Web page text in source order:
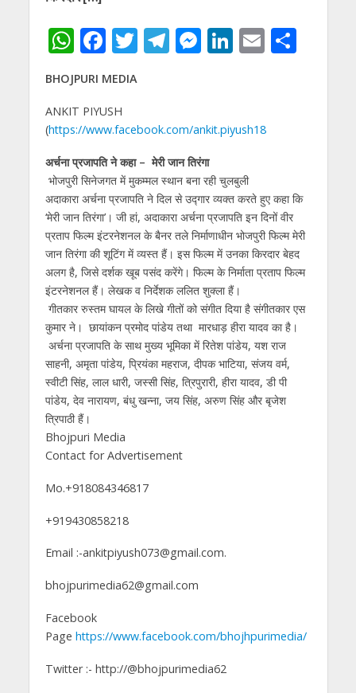
W
h
at
s
A
p
p
F
ac
e
b
o
o
k
T
itt
er
T
gr
a
m
M
e
n
g
er
Li
dI
n
E
l
S
BHOJPURI MEDIA
ANKIT PIYUSH
(https://www.facebook.com/ankit.piyush18
अर्चना प्रजापति ने कहा – मेरी जान तिरंगा
भोजपुरी सिनेजगत में मुकम्मल स्थान बना रही चुलबुली
अदाकारा अर्चना प्रजापति ने दिल से उद्गार व्यक्त करते हुए कहा कि
‘मेरी जान तिरंगा’। जी हां, अदाकारा अर्चना प्रजापति इन दिनों वीर
प्रताप फिल्म इंटरनेशनल के बैनर तले निर्माणाधीन भोजपुरी फिल्म मेरी
जान तिरंगा की शूटिंग में व्यस्त हैं। इस फिल्म में उनका किरदार बेहद
अलग है, जिसे दर्शक खूब पसंद करेंगे। फिल्म के निर्माता प्रताप फिल्म
इंटरनेशनल हैं। लेखक व निर्देशक ललित शुक्ला हैं।
गीतकार रुस्तम घायल के लिखे गीतों को संगीत दिया है संगीतकार एस
कुमार ने। छायांकन प्रमोद पांडेय तथा मारधाड़ हीरा यादव का है।
अर्चना प्रजापति के साथ मुख्य भूमिका में रितेश पांडेय, यश राज
साहनी, अमृता पांडेय, प्रियंका महराज, दीपक भाटिया, संजय वर्म,
स्वीटी सिंह, लाल धारी, जस्सी सिंह, त्रिपुरारी, हीरा यादव, डी पी
पांडेय, देव नारायण, बंधु खन्ना, जय सिंह, अरुण सिंह और बृजेश
त्रिपाठी हैं।
Bhojpuri Media
Contact for Advertisement
Mo.+918084346817
+919430858218
Email :-ankitpiyush073@gmail.com.
bhojpurimedia62@gmail.com
Facebook
Page https://www.facebook.com/bhojhpurimedia/
Twitter :- http://@bhojpurimedia62